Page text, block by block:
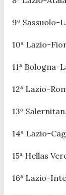
9ª Sassuolo-
10ª Lazio-
11ª Bologna-
12ª Lazio-
13ª
14ª Lazio-
15ª Hellas
16ª Lazio-